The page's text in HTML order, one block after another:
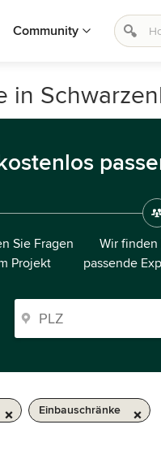
Community
in
Sie Fragen
Projekt
Wir
passende
Einbauschränke